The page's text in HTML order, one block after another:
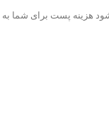
3 میلیون تومان شود هزینه پست برای شما به